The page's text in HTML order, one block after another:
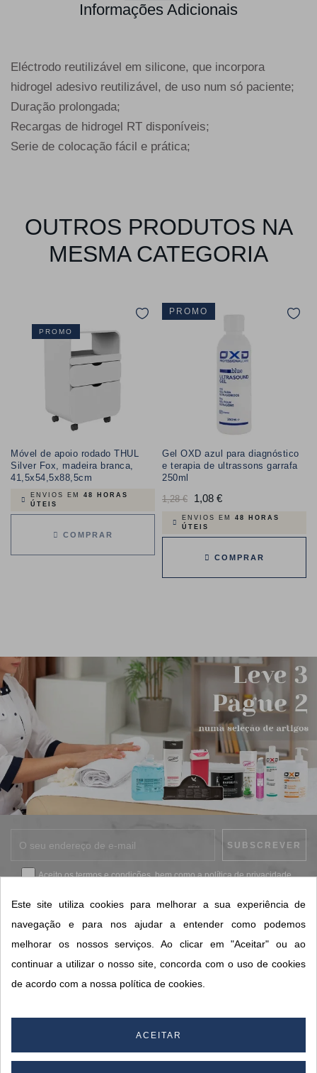
Informações Adicionais
Eléctrodo reutilizável em silicone, que incorpora
hidrogel adesivo reutilizável, de uso num só paciente;
Duração prolongada;
Recargas de hidrogel RT disponíveis;
Serie de colocação fácil e prática;
OUTROS PRODUTOS NA
MESMA CATEGORIA
PROMO
Móvel de apoio rodado THUL
Silver Fox, madeira branca,
41,5x54,5x88,5cm
ENVIOS EM 48 HORAS
ÚTEIS
COMPRAR
PROMO
Gel OXD azul para diagnóstico
e terapia de ultrassons garrafa
250ml
Preço
normal
1,28 € 1,08 €Preço
ENVIOS EM 48 HORAS
ÚTEIS
COMPRAR
Aceito ostermos e condições, bem como apolítica de privacidade.
CONTACTOS SORISA
Este site utiliza cookies para melhorar a sua experiência de
navegação e para nos ajudar a entender como podemos
melhorar os nossos serviços. Ao clicar em "Aceitar" ou ao
continuar a utilizar o nosso site, concorda com o uso de cookies
de acordo com a nossa política de cookies.
ACEITAR